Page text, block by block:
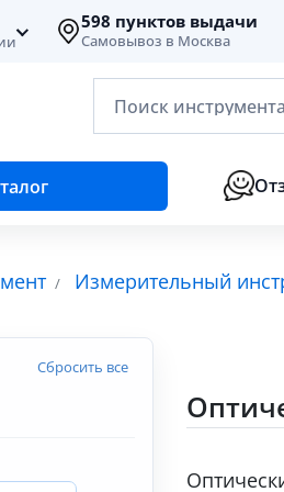
598 пунктов выдачи
Самовывоз в Москва
Поиск
Измерительный
Сбросить все